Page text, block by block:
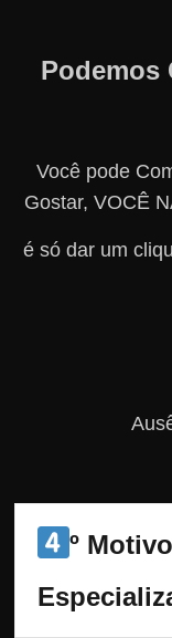
Podemos
Você pode
Gostar, VOCÊ
é só dar um
º